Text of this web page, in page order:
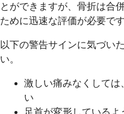
とができますが、骨折は合
ために迅速な評価が必要です
以下の警告サインに気づい
い。
激しい痛みなくしては
い